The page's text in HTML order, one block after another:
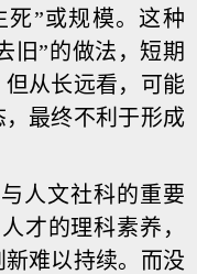
死”或规模。这种
旧”的做法，短期
从长远看，可能
最终不利于形成
人文社科的重要
才的理科素养，
难以持续。而没